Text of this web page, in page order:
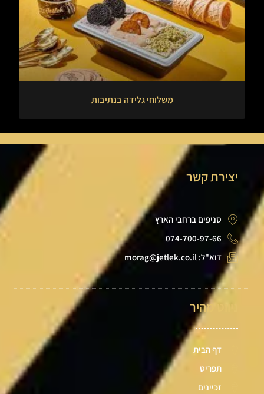
משלוחי גלידה בנתיבות
יצירת קשר
סניפים ברחבי הארץ
074-700-97-66
דוא"ל: morag@jetlek.co.il
ניווט מהיר
דף הבית
תפריט
זכיינים